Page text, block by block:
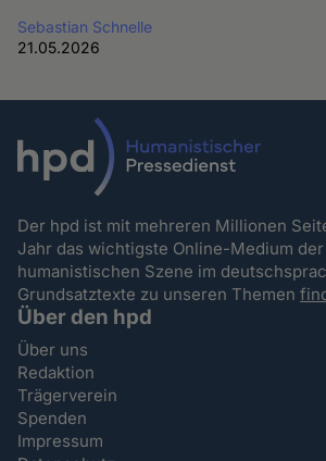
Sebastian Schnelle
21.05.2026
Der hpd ist mit mehreren Millionen
Jahr das wichtigste Online-Medium
humanistischen Szene im
Grundsatztexte zu unseren Themen
Über den hpd
Über uns
Redaktion
Trägerverein
Spenden
Impressum